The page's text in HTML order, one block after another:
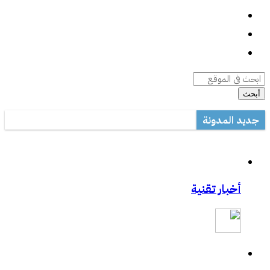
أبحث
جديد المدونة
مشاركتي بصحيفة مكة:المواجهة السابقة تردع هجمات الفدية
مشاركتي الثانية بعكاظ:وسائل التواصل الاجتماعي.. منصة لممارسة
مشاركتي بعكاظ :ضوابط لحماية التعاملات الإلكترونية من السرقة
أخبار تقنية